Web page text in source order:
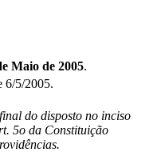
Maio de 2005.
6/5/2005.
do disposto no inciso
5o da Constituição